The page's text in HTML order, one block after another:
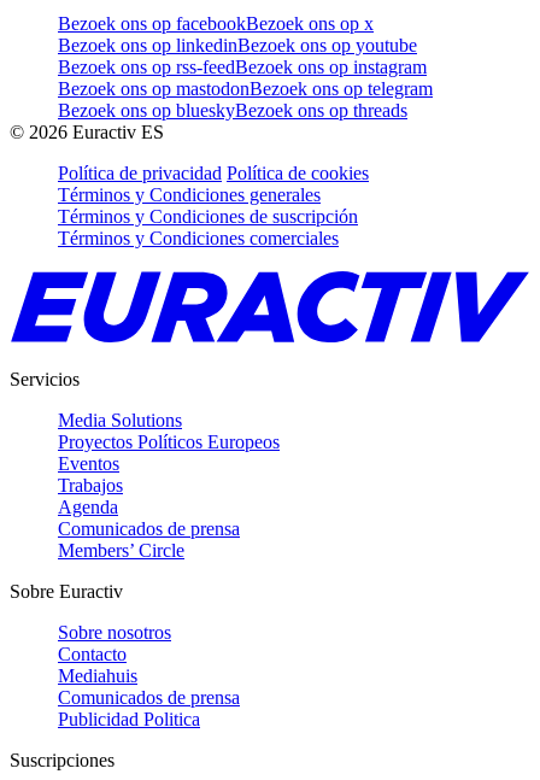
Bezoek ons op facebookBezoek ons op x
Bezoek ons op linkedinBezoek ons op youtube
Bezoek ons op rss-feedBezoek ons op instagram
Bezoek ons op mastodonBezoek ons op telegram
Bezoek ons op blueskyBezoek ons op threads
© 2026 Euractiv ES
Política de privacidad Política de cookies
Términos y Condiciones generales
Términos y Condiciones de suscripción
Términos y Condiciones comerciales
Servicios
Media Solutions
Proyectos Políticos Europeos
Eventos
Trabajos
Agenda
Comunicados de prensa
Members’ Circle
Sobre Euractiv
Sobre nosotros
Contacto
Mediahuis
Comunicados de prensa
Publicidad Politica
Suscripciones